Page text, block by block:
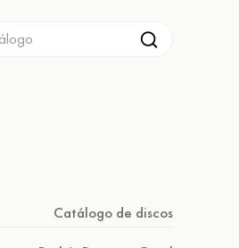
Catálogo de discos